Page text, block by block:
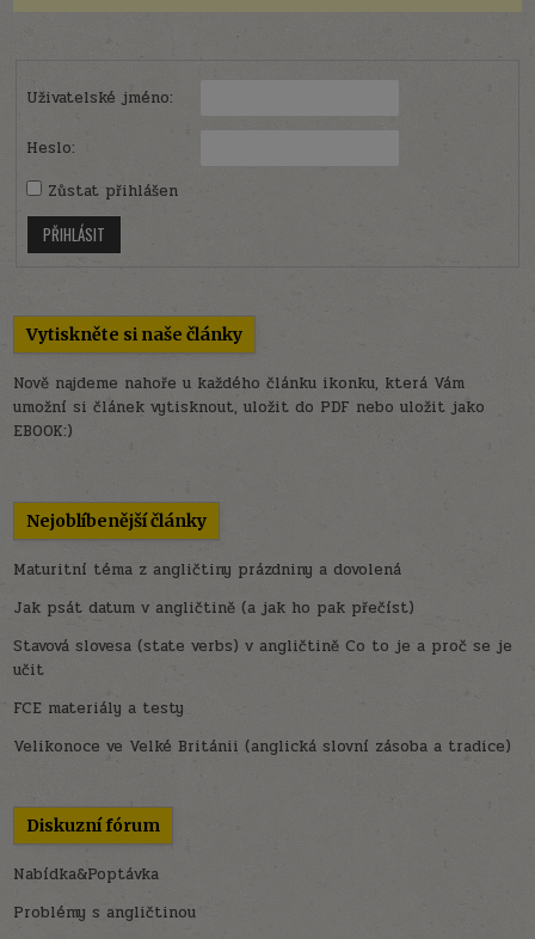
Uživatelské jméno:
Heslo:
Zůstat přihlášen
PŘIHLÁSIT
Vytiskněte si naše články
Nově najdeme nahoře u každého článku ikonku, která Vám
umožní si článek vytisknout, uložit do PDF nebo uložit jako
EBOOK:)
Nejoblíbenější články
Maturitní téma z angličtiny prázdniny a dovolená
Jak psát datum v angličtině (a jak ho pak přečíst)
Stavová slovesa (state verbs) v angličtině Co to je a proč se je
učit
FCE materiály a testy
Velikonoce ve Velké Británii (anglická slovní zásoba a tradice)
Diskuzní fórum
Nabídka&Poptávka
Problémy s angličtinou